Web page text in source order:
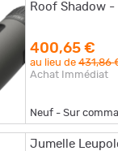
Roof Shadow -
400,65 €
au lieu de431,86
Achat Immédiat
Neuf - Sur
Jumelle